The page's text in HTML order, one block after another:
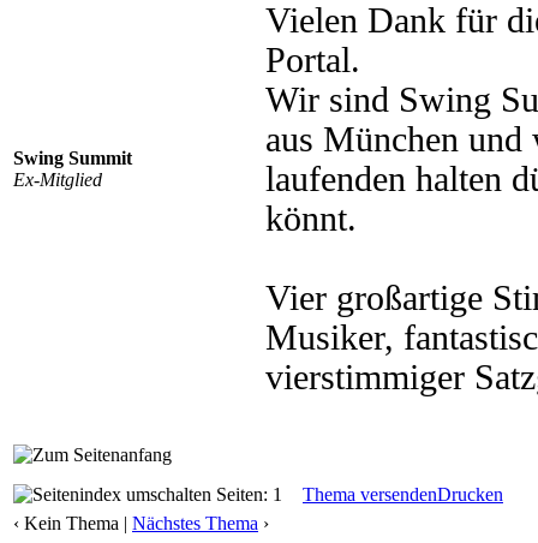
Swing Summit
Ex-Mitglied
Vielen Dank für
Portal.
Wir sind Swing
aus München
laufenden halten
könnt.
Vier großartige
Musiker,
vierstimmiger
Seiten: 1 Thema versendenDrucken
‹ Kein Thema | Nächstes Thema ›